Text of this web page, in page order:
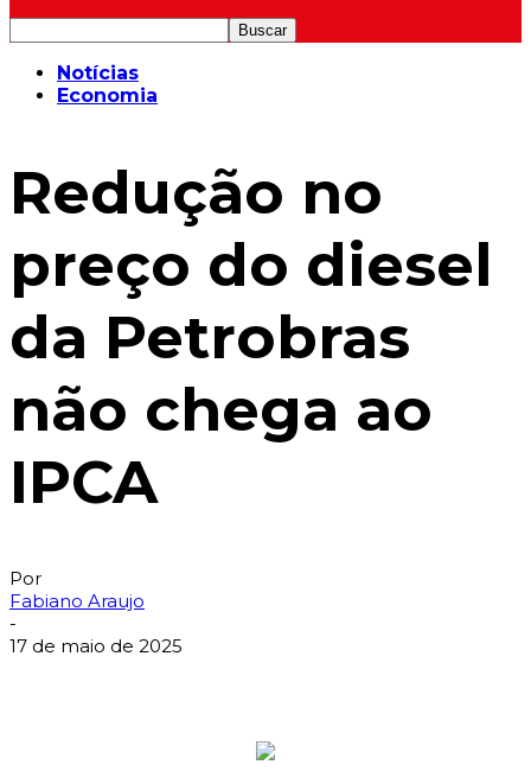
Notícias
Economia
Redução no
preço do diesel
da Petrobras
não chega ao
IPCA
Por
Fabiano Araujo
-
17 de maio de 2025